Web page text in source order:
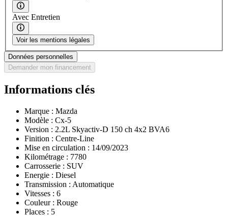
Avec Entretien
Voir les mentions légales
Données personnelles
Demander mon financement
Informations clés
Marque : Mazda
Modèle : Cx-5
Version : 2.2L Skyactiv-D 150 ch 4x2 BVA6
Finition : Centre-Line
Mise en circulation : 14/09/2023
Kilométrage : 7780
Carrosserie : SUV
Energie : Diesel
Transmission : Automatique
Vitesses : 6
Couleur : Rouge
Places : 5